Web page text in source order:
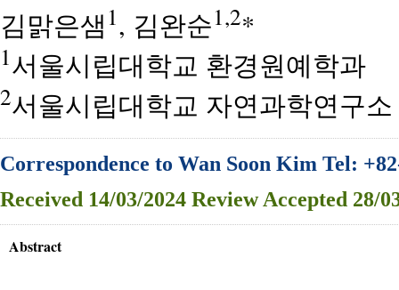
김맑은샘 1, 김완순1,2*
1서울시립대학교 환경원예학과
2서울시립대학교 자연과학연구소
Correspondence to Wan Soon Kim Tel:
Received 14/03/2024 ReviewAccepted 28/
Abstract